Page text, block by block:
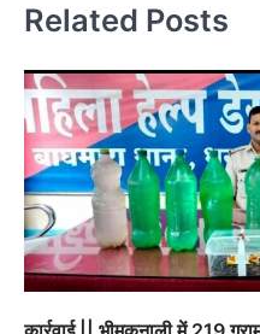
Related Posts